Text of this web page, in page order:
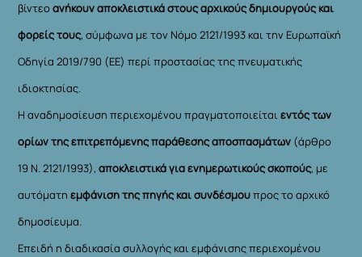
βίντεοανήκουν αποκλειστικά στους αρχικούς δημιουργούς και
φορείς τους, σύμφωνα με τον Νόμο 2121/1993 και την Ευρωπαϊκή
Οδηγία 2019/790 (ΕΕ) περί προστασίας της πνευματικής
ιδιοκτησίας.
Η αναδημοσίευση περιεχομένου πραγματοποιείταιεντός των
ορίων της επιτρεπόμενης παράθεσης αποσπασμάτων (άρθρο
19 Ν. 2121/1993), αποκλειστικά για ενημερωτικούς σκοπούς, με
αυτόματηεμφάνιση της πηγής και συνδέσμουπρος το αρχικό
δημοσίευμα.
Επειδή η διαδικασία συλλογής και εμφάνισης περιεχομένου